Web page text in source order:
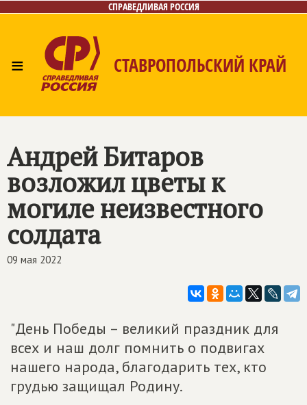
СПРАВЕДЛИВАЯ РОССИЯ
≡ СТАВРОПОЛЬСКИЙ КРАЙ
Андрей Битаров
возложил цветы к
могиле неизвестного
солдата
09 мая 2022
"День Победы – великий праздник для
всех и наш долг помнить о подвигах
нашего народа, благодарить тех, кто
грудью защищал Родину.